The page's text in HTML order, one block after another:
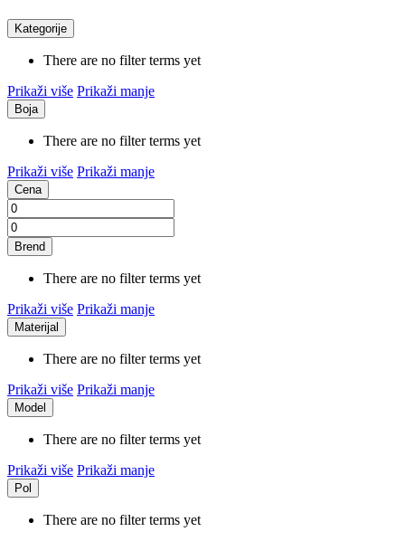
Kategorije
There are no filter terms yet
Prikaži više Prikaži manje
Boja
There are no filter terms yet
Prikaži više Prikaži manje
Cena
Brend
There are no filter terms yet
Prikaži više Prikaži manje
Materijal
There are no filter terms yet
Prikaži više Prikaži manje
Model
There are no filter terms yet
Prikaži više Prikaži manje
Pol
There are no filter terms yet